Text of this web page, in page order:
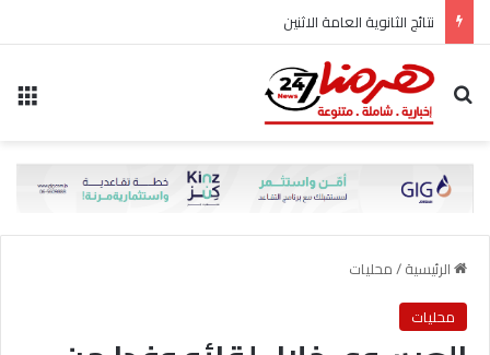
نتائج الثانوية العامة الاثنين
بحث عن
الرئيسية/محليات
محليات